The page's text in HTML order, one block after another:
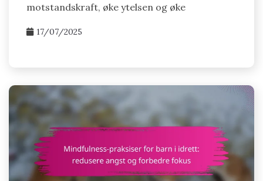
motstandskraft, øke ytelsen og øke
17/07/2025